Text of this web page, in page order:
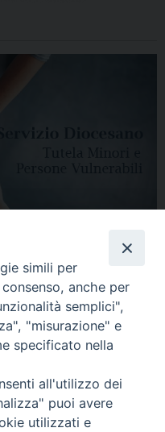
VESCOVILE NEWS
ANTENATI
Rovigo.All Rights Reserved.
simili per
anche per
semplici",
"misurazione" e
specificato nella
all'utilizzo dei
puoi avere
utilizzati e